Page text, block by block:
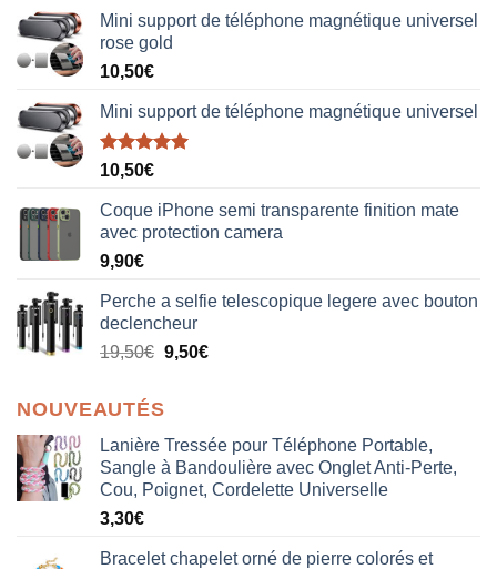
Mini support de téléphone magnétique universel
rose gold
10,50€
Mini support de téléphone magnétique universel
Note5.00
10,50€
Coque iPhone semi transparente finition mate
avec protection camera
9,90€
Perche a selfie telescopique legere avec bouton
declencheur
19,50€ 9,50€
NOUVEAUTÉS
Lanière Tressée pour Téléphone Portable,
Sangle à Bandoulière avec Onglet Anti-Perte,
Cou, Poignet, Cordelette Universelle
3,30€
Bracelet chapelet orné de pierre colorés et